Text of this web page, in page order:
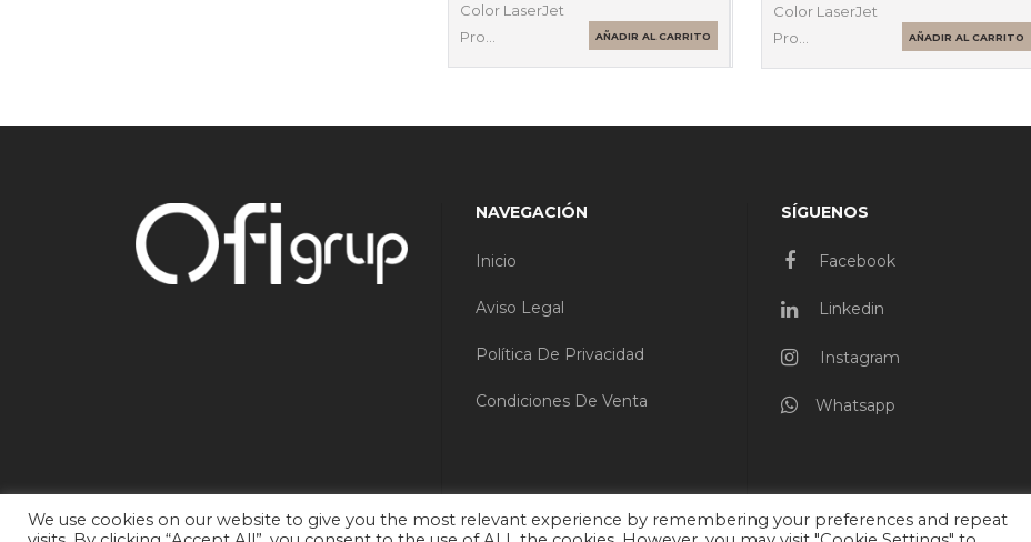
Color LaserJet
Pro…
AÑADIR AL CARRITO
Color LaserJet
Pro…
AÑADIR AL CARRITO
NAVEGACIÓN
Inicio
Aviso Legal
Política De Privacidad
Condiciones De Venta
SÍGUENOS
Facebook
Linkedin
Instagram
Whatsapp
We use cookies on our website to give you the most relevant experience by remembering your preferences and repeat